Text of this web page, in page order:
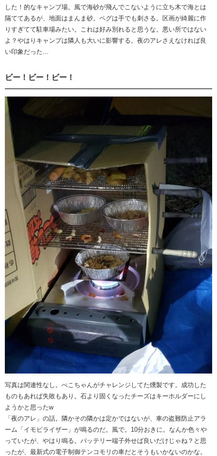
した！的なキャンプ場。風で海砂が飛んでこないように立ち木で海とは
隔ててあるが、地面はまんま砂。ペグは手でも刺さる。区画が綺麗に作
りすぎてて駐車場みたい。これは好み別れると思うな。悪い所ではない
よ？やはりキャンプは隣人も大いに影響する。夜のアレさえなければ良
い印象だった...
ビー！ビー！ビー！
写真は関連性なし。べこちゃんがチャレンジしてた燻製です。成功した
ものもあれば失敗もあり。石より固くなったチーズはキーホルダーにし
ようかと思ったw
「夜のアレ」の話。隣かその隣かは定かではないが、車の盗難防止アラ
ーム「イモビライザー」が鳴るのだ。風で。10分おきに。なんか色々や
っていたが、やはり鳴る。バッテリー端子外せば良いだけじゃね？と思
ったが、最新式の電子制御テンコモリの車だとそうもいかないのかな。